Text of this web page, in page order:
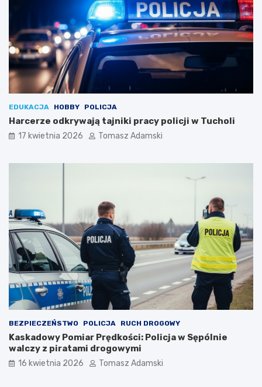
EDUKACJA HOBBY POLICJA
Harcerze odkrywają tajniki pracy policji w Tucholi
17 kwietnia 2026 Tomasz Adamski
BEZPIECZEŃSTWO POLICJA RUCH DROGOWY
Kaskadowy Pomiar Prędkości: Policja w Sępólnie
walczy z piratami drogowymi
16 kwietnia 2026 Tomasz Adamski